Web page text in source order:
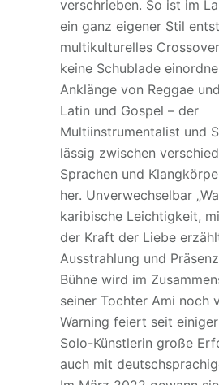
verschrieben. So ist im
ein ganz eigener Stil
multikulturelles
keine Schublade
Anklänge von Reggae
Latin und Gospel – der
Multiinstrumentalist und
lässig zwischen
Sprachen und
her. Unverwechselbar
karibische Leichtigkeit,
der Kraft der Liebe
Ausstrahlung und
Bühne wird im
seiner Tochter Ami noch
Warning feiert seit
Solo-Künstlerin große
auch mit